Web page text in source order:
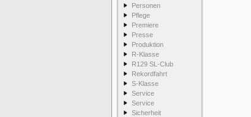
Personen
Pflege
Premiere
Presse
Produktion
R-Klasse
R129 SL-Club
Rekordfahrt
S-Klasse
Service
Service
Sicherheit